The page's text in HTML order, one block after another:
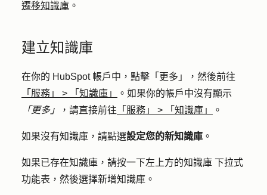
遷移知識庫 。
建立知識庫
在你的 HubSpot 帳戶中，點擊 「更多」
，然後前往
「服務」
> 「知識庫」
。如果你的帳戶中沒有顯示
「更多」
，請直接前往 「服務」 > 「知識庫」 。
如果沒有知識庫，請點選設定您的新知識庫 。
如果已存在知識庫，請按一下左上方的知識庫 下拉式
功能表，然後選擇新增知識庫 。